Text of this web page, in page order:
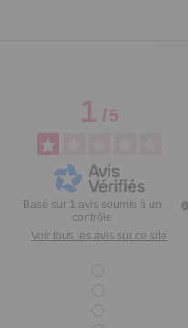
1/5
Basé sur 1 avis soumis à un
contrôle
Voir tous les avis sur ce site